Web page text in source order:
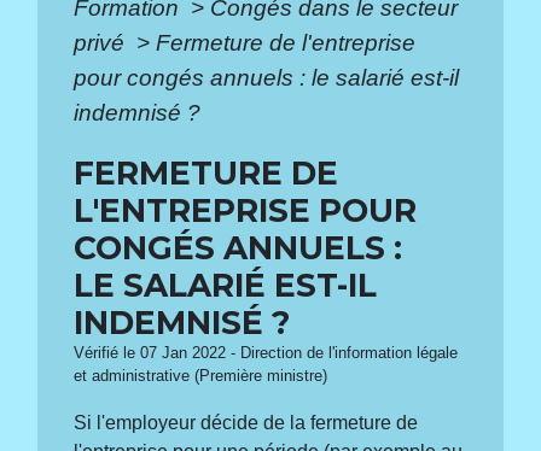
Formation > Congés dans le secteur
privé > Fermeture de l'entreprise
pour congés annuels : le salarié est-il
indemnisé ?
FERMETURE DE
L'ENTREPRISE POUR
CONGÉS ANNUELS :
LE SALARIÉ EST-IL
INDEMNISÉ ?
Vérifié le 07 Jan 2022 - Direction de l'information légale
et administrative (Première ministre)
Si l'employeur décide de la fermeture de